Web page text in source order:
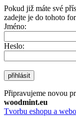
Pokud již máte své
zadejte je do tohoto
Jméno:
Heslo:
přihlásit
Připravujeme novou
woodmint.eu
Tvorbu eshopu a